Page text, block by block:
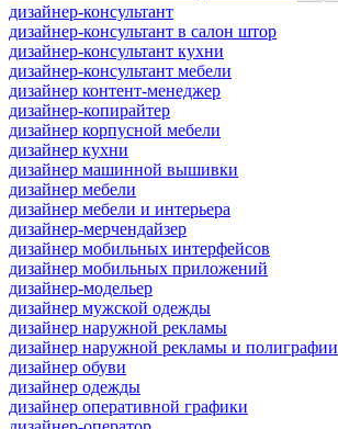
дизайнер-консультант
дизайнер-консультант в салон штор
дизайнер-консультант кухни
дизайнер-консультант мебели
дизайнер контент-менеджер
дизайнер-копирайтер
дизайнер корпусной мебели
дизайнер кухни
дизайнер машинной вышивки
дизайнер мебели
дизайнер мебели и интерьера
дизайнер-мерчендайзер
дизайнер мобильных интерфейсов
дизайнер мобильных приложений
дизайнер-модельер
дизайнер мужской одежды
дизайнер наружной рекламы
дизайнер наружной рекламы и полиграфии
дизайнер обуви
дизайнер одежды
дизайнер оперативной графики